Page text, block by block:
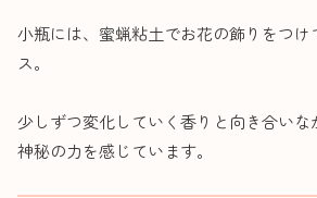
小瓶には、蜜蝋粘土でお花の飾りをつけ
ス。
少しずつ変化していく香りと向き合いな
神秘の力を感じています。